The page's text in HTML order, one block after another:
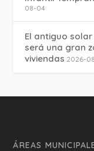
08-04
El antiguo
será una gran
viviendas 2026-
ÁREAS